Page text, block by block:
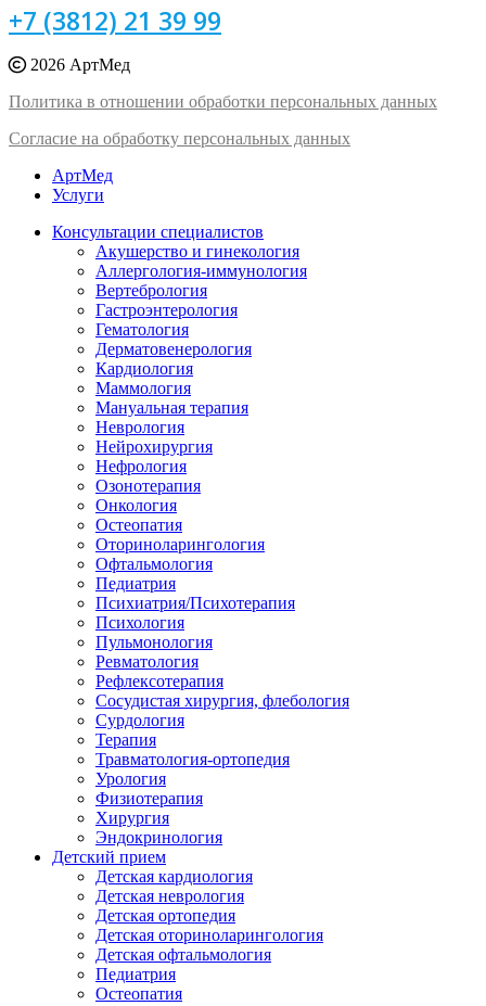
+7 (3812) 21 39 99
2026 АртМед
Политика в отношении обработки персональных данных
Согласие на обработку персональных данных
АртМед
Услуги
Консультации специалистов
Акушерство и гинекология
Аллергология-иммунология
Вертебрология
Гастроэнтерология
Гематология
Дерматовенерология
Кардиология
Маммология
Мануальная терапия
Неврология
Нейрохирургия
Нефрология
Озонотерапия
Онкология
Остеопатия
Оториноларингология
Офтальмология
Педиатрия
Психиатрия/Психотерапия
Психология
Пульмонология
Ревматология
Рефлексотерапия
Сосудистая хирургия, флебология
Сурдология
Терапия
Травматология-ортопедия
Урология
Физиотерапия
Хирургия
Эндокринология
Детский прием
Детская кардиология
Детская неврология
Детская ортопедия
Детская оториноларингология
Детская офтальмология
Педиатрия
Остеопатия